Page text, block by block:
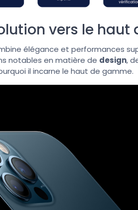
vers le
élégance et performances
notables en matière de design,
il incarne le haut de gamme.